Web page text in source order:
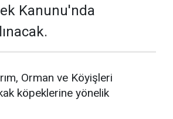
Kanunu'nda
Orman ve Köyişleri
köpeklerine yönelik